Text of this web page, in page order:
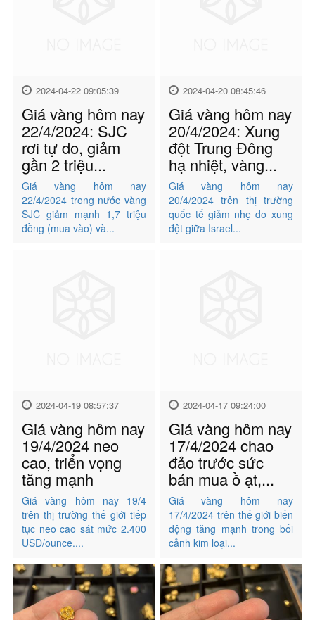
2024-04-22 09:05:39
Giá vàng hôm nay
22/4/2024: SJC
rơi tự do, giảm
gần 2 triệu...
Giá vàng hôm nay
22/4/2024 trong nước vàng
SJC giảm mạnh 1,7 triệu
đồng (mua vào) và...
2024-04-20 08:45:46
Giá vàng hôm nay
20/4/2024: Xung
đột Trung Đông
hạ nhiệt, vàng...
Giá vàng hôm nay
20/4/2024 trên thị trường
quốc tế giảm nhẹ do xung
đột giữa Israel...
2024-04-19 08:57:37
Giá vàng hôm nay
19/4/2024 neo
cao, triển vọng
tăng mạnh
Giá vàng hôm nay 19/4
trên thị trường thế giới tiếp
tục neo cao sát mức 2.400
USD/ounce....
2024-04-17 09:24:00
Giá vàng hôm nay
17/4/2024 chao
đảo trước sức
bán mua ồ ạt,...
Giá vàng hôm nay
17/4/2024 trên thế giới biến
động tăng mạnh trong bối
cảnh kim loại...